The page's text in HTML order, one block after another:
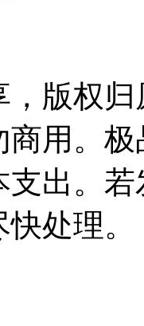
，版权
用。
支出。
处理。